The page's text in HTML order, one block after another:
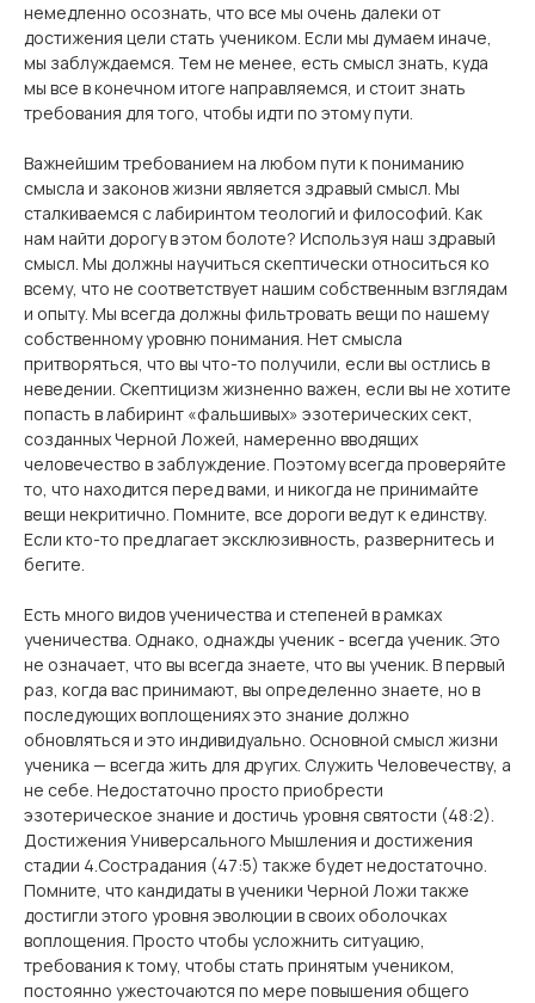
немедленно осознать, что все мы очень далеки от
достижения цели стать учеником. Если мы думаем иначе,
мы заблуждаемся. Тем не менее, есть смысл знать, куда
мы все в конечном итоге направляемся, и стоит знать
требования для того, чтобы идти по этому пути.
Важнейшим требованием на любом пути к пониманию
смысла и законов жизни является здравый смысл. Мы
сталкиваемся с лабиринтом теологий и философий. Как
нам найти дорогу в этом болоте? Используя наш здравый
смысл. Мы должны научиться скептически относиться ко
всему, что не соответствует нашим собственным взглядам
и опыту. Мы всегда должны фильтровать вещи по нашему
собственному уровню понимания. Нет смысла
притворяться, что вы что-то получили, если вы остлись в
неведении. Скептицизм жизненно важен, если вы не хотите
попасть в лабиринт «фальшивых» эзотерических сект,
созданных Черной Ложей, намеренно вводящих
человечество в заблуждение. Поэтому всегда проверяйте
то, что находится перед вами, и никогда не принимайте
вещи некритично. Помните, все дороги ведут к единству.
Если кто-то предлагает эксклюзивность, развернитесь и
бегите.
Есть много видов ученичества и степеней в рамках
ученичества. Однако, однажды ученик - всегда ученик. Это
не означает, что вы всегда знаете, что вы ученик. В первый
раз, когда вас принимают, вы определенно знаете, но в
последующих воплощениях это знание должно
обновляться и это индивидуально. Основной смысл жизни
ученика — всегда жить для других. Служить Человечеству, а
не себе. Недостаточно просто приобрести
эзотерическое знание и достичь уровня святости (48:2).
Достижения Универсального Мышления и достижения
стадии 4.Сострадания (47:5) также будет недостаточно.
Помните, что кандидаты в ученики Черной Ложи также
достигли этого уровня эволюции в своих оболочках
воплощения. Просто чтобы усложнить ситуацию,
требования к тому, чтобы стать принятым учеником,
постоянно ужесточаются по мере повышения общего